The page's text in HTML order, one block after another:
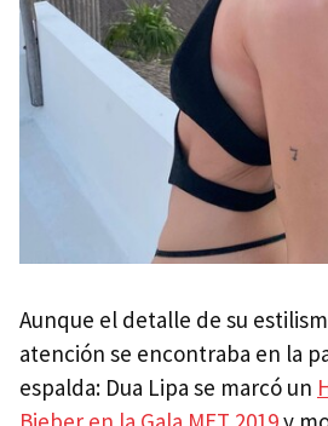
Aunque el detalle de su
atención se encontraba en la
espalda: Dua Lipa se marcó un